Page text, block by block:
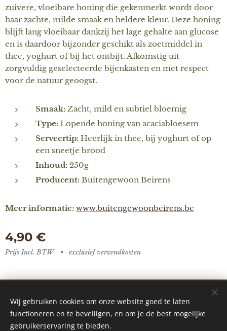
zuivere, vloeibare honing die gekenmerkt wordt door
haar zachte, milde smaak en heldere kleur. Deze honing
blijft lang vloeibaar dankzij het lage gehalte aan glucose
en is daardoor bijzonder geschikt als zoetmiddel in
thee, yoghurt of bij het ontbijt. Afkomstig uit
zorgvuldig geselecteerde bijenkasten en met respect
voor de natuur geoogst.
Smaak: Zacht, mild en subtiel bloemig
Type: Lopende honing van acaciabloesem
Serveertip: Heerlijk in thee, bij yoghurt of op
een sneetje brood
Inhoud: 250g
Producent: Buitengewoon Beirens
Meer informatie: www.buitengewoonbeirens.be
4,90 €
Prijs Incl. BTW exclusief verzendkosten
Mogelijk gemaakt door Webnode
Wij gebruiken cookies om onze website goed te laten
functioneren en te beveiligen, en om je de best mogelijke
gebruikerservaring te bieden.